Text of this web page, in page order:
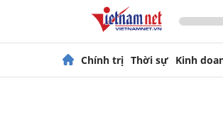
Chính trị Thời sự Kinh